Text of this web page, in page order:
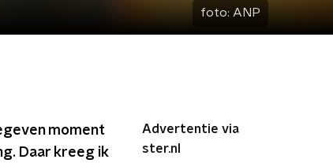
foto: ANP
moment
Daar kreeg ik
Advertentie via
ster.nl